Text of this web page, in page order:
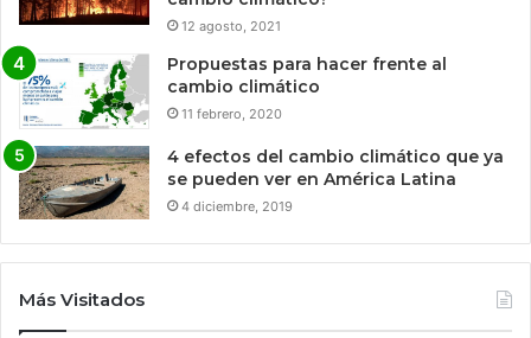
12 agosto, 2021
Propuestas para hacer frente al
cambio climático
11 febrero, 2020
4 efectos del cambio climático que ya
se pueden ver en América Latina
4 diciembre, 2019
Más Visitados